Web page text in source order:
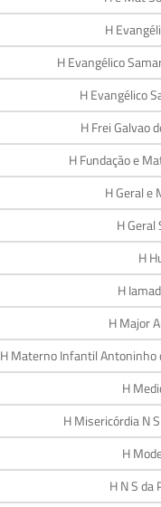
H
H Evangélico
H Evangélico
H Frei Galvao
H Fundação e
H Geral e
H
H
H
H Major
H Materno Infantil Antoninho
H
H Misericórdia N
H
H N S da